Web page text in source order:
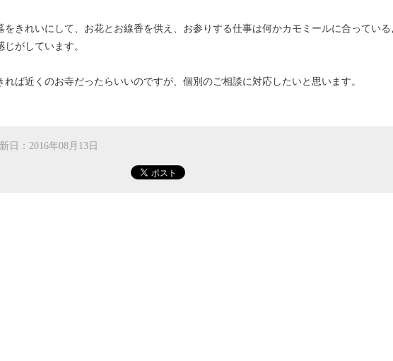
をきれいにして、お花とお線香を供え、お参りする仕事は何かカモミールに合っている
じがしています。
れば近くのお寺だったらいいのですが、個別のご相談に対応したいと思います。
日：2016年08月13日